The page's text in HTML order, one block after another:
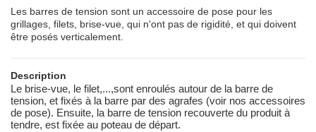
Les barres de tension sont un accessoire de pose pour les
grillages, filets, brise-vue, qui n'ont pas de rigidité, et qui doivent
être posés verticalement.
Description
Le brise-vue, le filet,...,sont enroulés autour de la barre de
tension, et fixés à la barre par des agrafes (voir nos accessoires
de pose). Ensuite, la barre de tension recouverte du produit à
tendre, est fixée au poteau de départ.